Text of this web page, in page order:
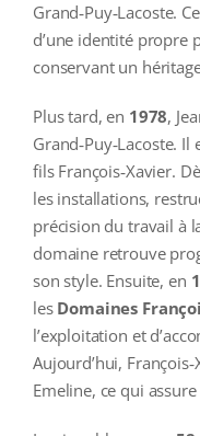
Grand‑Puy‑Lacoste.
d’une identité propre
conservant un
Plus tard, en 1978,
Grand‑Puy‑Lacoste.
fils François‑Xavier.
les installations,
précision du travail à
domaine retrouve
son style. Ensuite, en
les Domaines
l’exploitation et
Aujourd’hui,
Emeline, ce qui